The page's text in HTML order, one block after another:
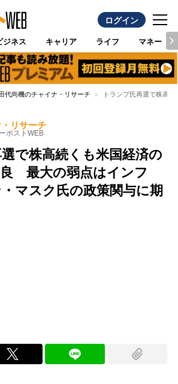
ログイン
ジネス キャリア ライフ マネー
代尚機のチャイナ・リサーチ トランプ氏再選で株高
リサーチ
ポストWEB
選で株高続くも米国経済の
最大の弱点はインフ
マスク氏の政策関与に期